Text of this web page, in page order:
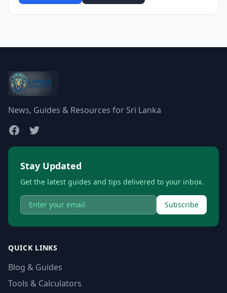
News, Guides & Resources for Sri Lanka
Stay Updated
Get the latest guides and tips delivered to your inbox.
Subscribe
QUICK LINKS
Blog & Guides
Tools & Calculators